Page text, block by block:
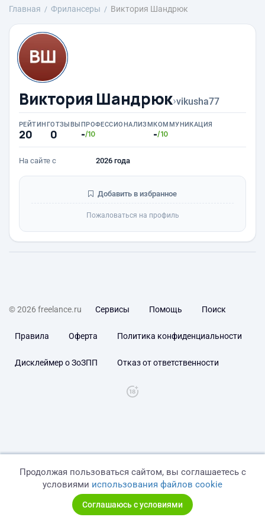
Главная Фрилансеры Виктория Шандрюк
Виктория Шандрюк›vikusha77
РЕЙТИНГ
20
ОТЗЫВЫ
0
ПРОФЕССИОНАЛИЗМ
-/10
КОММУНИКАЦИЯ
-/10
На сайте с 2026 года
Добавить в избранное
Пожаловаться на профиль
© 2026 freelance.ru Сервисы Помощь Поиск
Правила Оферта Политика конфиденциальности
Дисклеймер о ЗоЗПП Отказ от ответственности
Продолжая пользоваться сайтом, вы соглашаетесь с
условиями использования файлов cookie
Соглашаюсь с условиями